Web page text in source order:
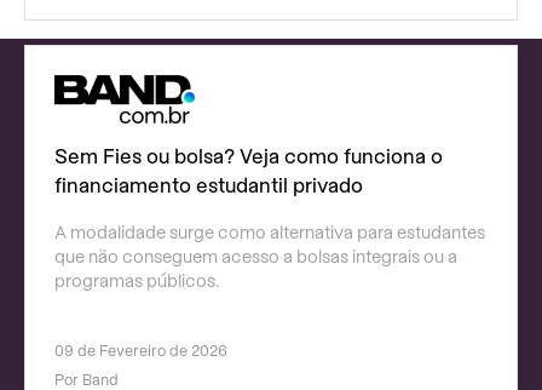
Sem Fies ou bolsa? Veja como funciona o
financiamento estudantil privado
A modalidade surge como alternativa para estudantes
que não conseguem acesso a bolsas integrais ou a
programas públicos.
09 de Fevereiro de 2026
Por Band